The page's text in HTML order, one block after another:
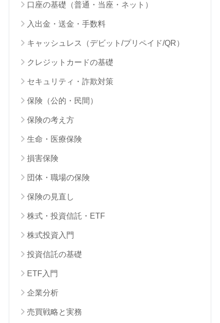
口座の基礎（普通・当座・ネット）
入出金・送金・手数料
キャッシュレス（デビット/プリペイド/QR）
クレジットカードの基礎
セキュリティ・詐欺対策
保険（公的・民間）
保険の考え方
生命・医療保険
損害保険
団体・職場の保険
保険の見直し
株式・投資信託・ETF
株式投資入門
投資信託の基礎
ETF入門
企業分析
売買戦略と実務